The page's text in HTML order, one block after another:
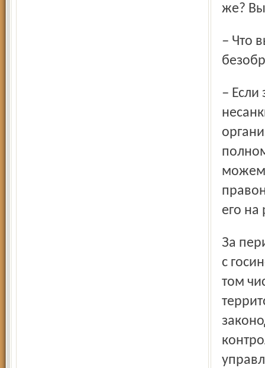
же?
– Что вы предпринимаете для борьбы с таким
– Если зафиксируем вывоз мусора на
можем
его
За период Дней защиты в этом году комитетом совместно
с
том